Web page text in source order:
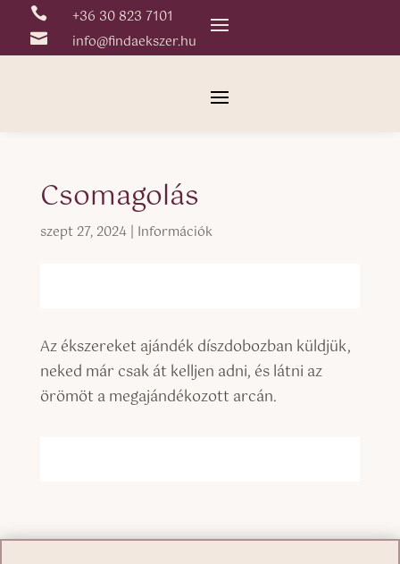
 +36 30 823 7101
 info@findaekszer.hu
Csomagolás
szept 27, 2024| Információk
Az ékszereket ajándék díszdobozban küldjük,
neked már csak át kelljen adni, és látni az
örömöt a megajándékozott arcán.